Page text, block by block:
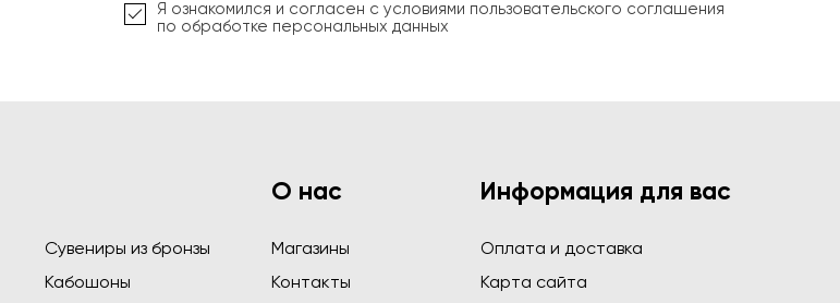
Я ознакомился и согласен с условиями пользовательского соглашения
по обработке персональных данных
Сувениры из бронзы
Кабошоны
О нас
Магазины
Контакты
Информация для вас
Оплата и доставка
Карта сайта